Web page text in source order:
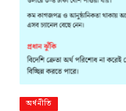
অর্থনীতি